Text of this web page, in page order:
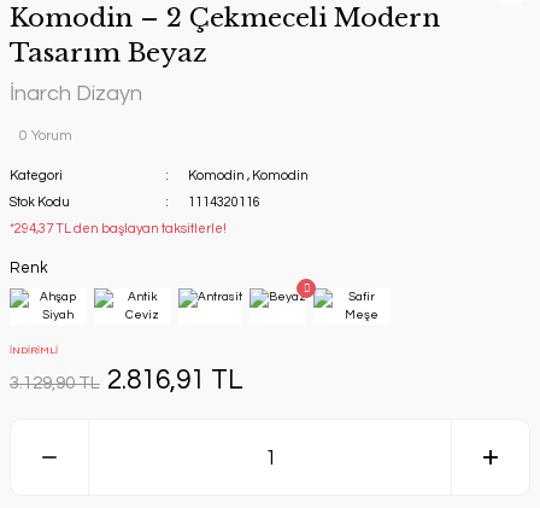
Komodin – 2 Çekmeceli Modern
Tasarım Beyaz
İnarch Dizayn
0 Yorum
Kategori Komodin , Komodin
Stok Kodu
1114320116
*294,37 TL den başlayan taksitlerle!
Renk
İNDİRİMLİ
3.129,90 TL 2.816,91 TL